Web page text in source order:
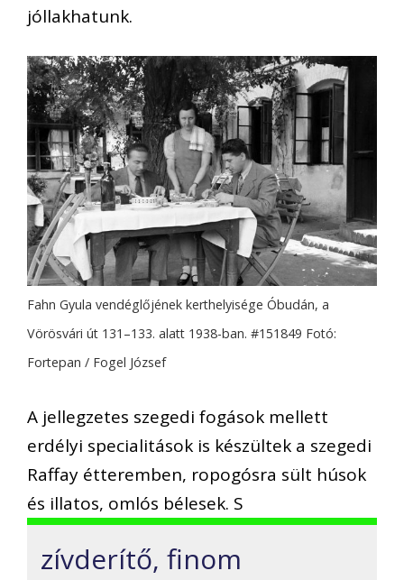
jóllakhatunk.
Fahn Gyula vendéglőjének kerthelyisége Óbudán, a
Vörösvári út 131–133. alatt 1938-ban. #151849 Fotó:
Fortepan / Fogel József
A jellegzetes szegedi fogások mellett
erdélyi specialitások is készültek a szegedi
Raffay étteremben, ropogósra sült húsok
és illatos, omlós bélesek. S
zívderítő, finom